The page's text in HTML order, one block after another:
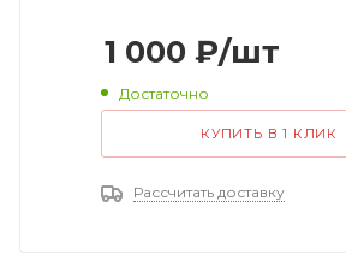
1 000 ₽/шт
Достаточно
КУПИТЬ В 1 КЛИК
Рассчитать доставку